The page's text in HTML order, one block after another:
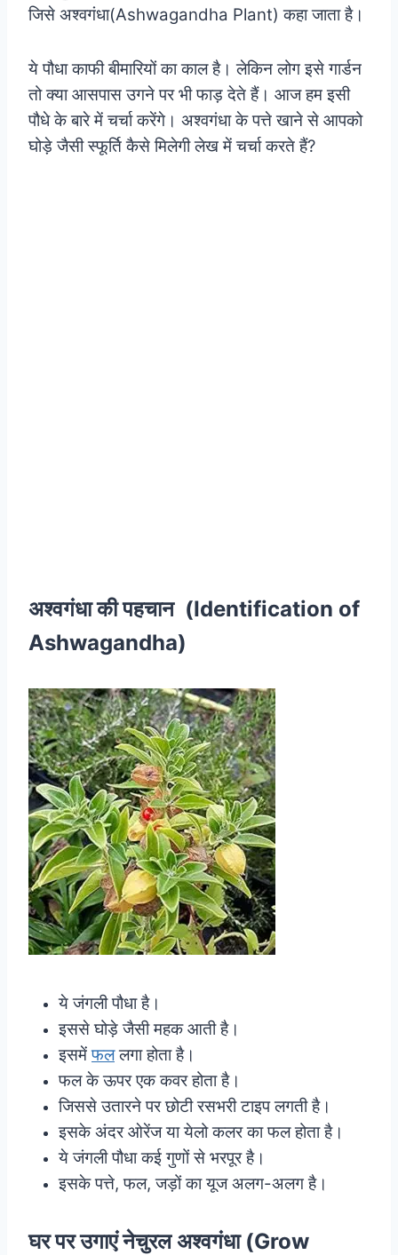
जिसे अश्वगंधा(Ashwagandha Plant) कहा जाता है।
ये पौधा काफी बीमारियों का काल है। लेकिन लोग इसे गार्डन
तो क्या आसपास उगने पर भी फाड़ देते हैं। आज हम इसी
पौधे के बारे में चर्चा करेंगे। अश्वगंधा के पत्ते खाने से आपको
घोड़े जैसी स्फूर्ति कैसे मिलेगी लेख में चर्चा करते हैं?
अश्वगंधा की पहचान (Identification of
Ashwagandha)
ये जंगली पौधा है।
इससे घोड़े जैसी महक आती है।
इसमेंफललगा होता है।
फल के ऊपर एक कवर होता है।
जिससे उतारने पर छोटी रसभरी टाइप लगती है।
इसके अंदर ओरेंज या येलो कलर का फल होता है।
ये जंगली पौधा कई गुणों से भरपूर है।
इसके पत्ते, फल, जड़ों का यूज अलग-अलग है।
घर पर उगाएं नेचुरल अश्वगंधा (Grow